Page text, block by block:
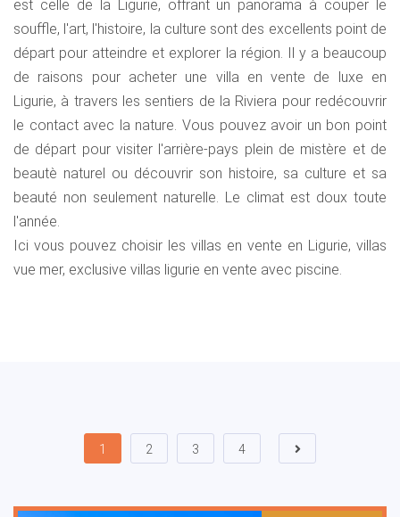
est celle de la Ligurie, offrant un panorama à couper le
souffle, l'art, l'histoire, la culture sont des excellents point de
départ pour atteindre et explorer la région. Il y a beaucoup
de raisons pour acheter une villa en vente de luxe en
Ligurie, à travers les sentiers de la Riviera pour redécouvrir
le contact avec la nature. Vous pouvez avoir un bon point
de départ pour visiter l'arrière-pays plein de mistère et de
beautè naturel ou découvrir son histoire, sa culture et sa
beauté non seulement naturelle. Le climat est doux toute
l'année.
Ici vous pouvez choisir les villas en vente en Ligurie, villas
vue mer, exclusive villas ligurie en vente avec piscine.
1 2 3 4